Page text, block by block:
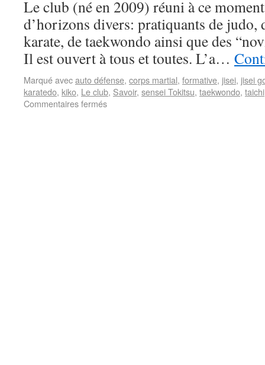
Le club (né en 2009) réuni à ce
d’horizons divers: pratiquants de judo,
karate, de taekwondo ainsi que des
Il est ouvert à tous et toutes. L’a…
Marqué avecauto défense, corps martial, formative, jisei, jisei
karatedo, kiko, Le club, Savoir, sensei Tokitsu, taekwondo, taichi
Commentaires fermés